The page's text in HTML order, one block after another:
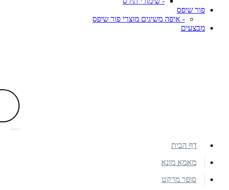
פור שיפס
- איפה משיגים מוצרי פור שיפס
מבצעים
דף הבית
מאמא מונא
סופר מרקט